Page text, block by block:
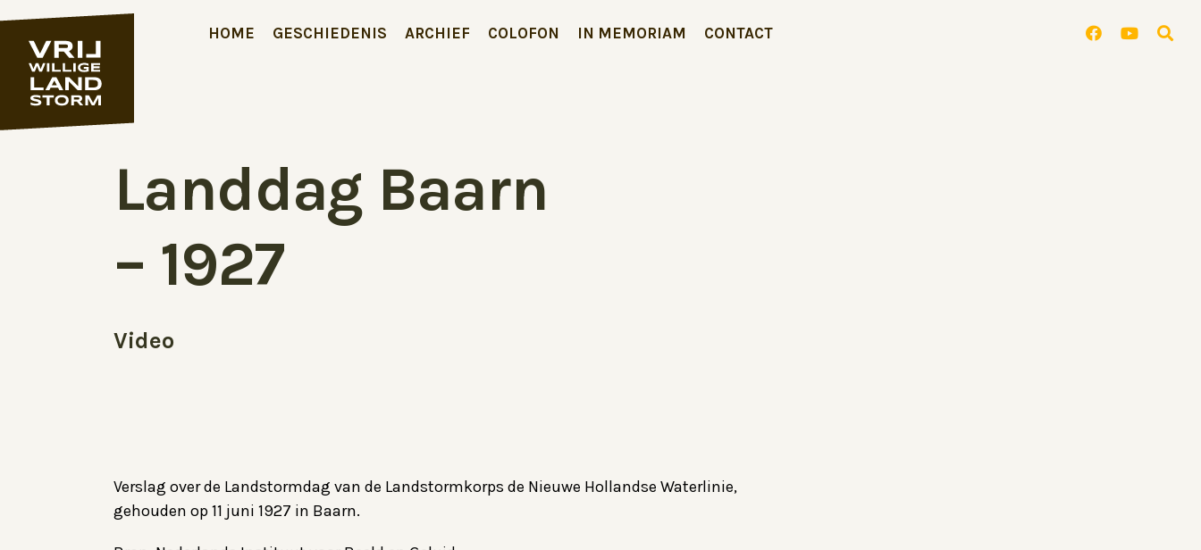
HOME GESCHIEDENIS ARCHIEF COLOFON IN MEMORIAM CONTACT
Landdag Baarn
– 1927
Video
Verslag over de Landstormdag van de Landstormkorps de Nieuwe Hollandse Waterlinie,
gehouden op 11 juni 1927 in Baarn.